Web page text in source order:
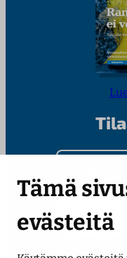
Tämä
evästeitä
Kirjoita